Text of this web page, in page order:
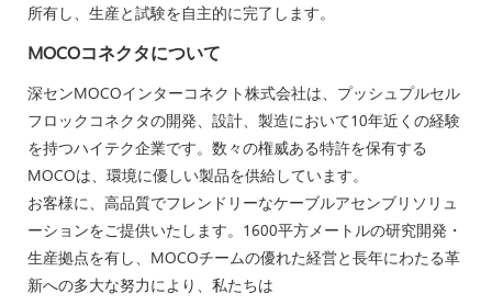
所有し、生産と試験を自主的に完了します。
MOCOコネクタについて
深センMOCOインターコネクト株式会社は、プッシュプルセル
フロックコネクタの開発、設計、製造において10年近くの経験
を持つハイテク企業です。数々の権威ある特許を保有する
MOCOは、環境に優しい製品を供給しています。
お客様に、高品質でフレンドリーなケーブルアセンブリソリュ
ーションをご提供いたします。1600平方メートルの研究開発・
生産拠点を有し、MOCOチームの優れた経営と長年にわたる革
新への多大な努力により、私たちは